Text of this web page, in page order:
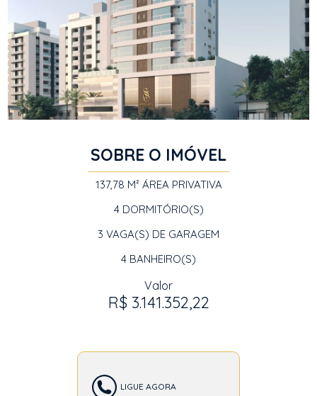
SOBRE O IMÓVEL
137,78 M² ÁREA PRIVATIVA
4DORMITÓRIO(S)
3 VAGA(S) DE GARAGEM
4 BANHEIRO(S)
Valor
R$ 3.141.352,22
LIGUE AGORA